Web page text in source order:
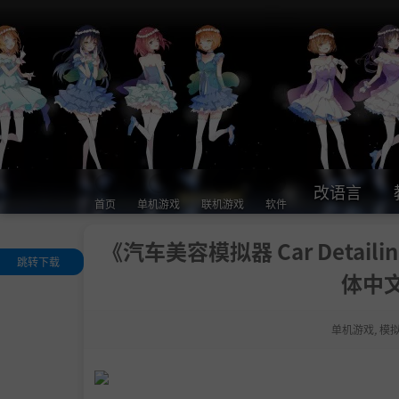
首页 单机游戏 联机游戏 软件
改语言
《汽车美容模拟器 Car
体中
单机游戏 模
跳转下载